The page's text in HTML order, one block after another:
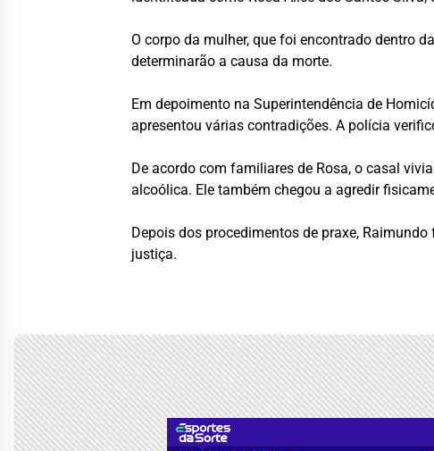
O corpo da mulher, que foi encontrado dentro
determinarão a causa da morte.
Em depoimento na Superintendência de
apresentou várias contradições. A polícia
De acordo com familiares de Rosa, o casal
alcoólica. Ele também chegou a agredir
Depois dos procedimentos de praxe,
justiça.